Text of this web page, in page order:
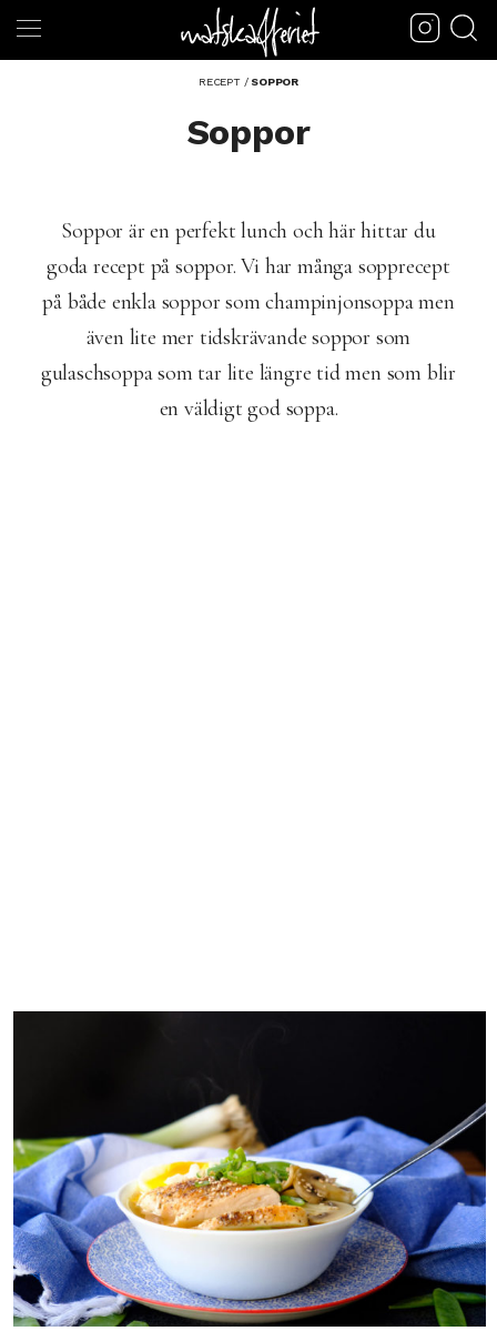
RECEPT/ SOPPOR
Soppor
Soppor är en perfekt lunch och här hittar du
goda recept på soppor. Vi har många sopprecept
på både enkla soppor som champinjonsoppa men
även lite mer tidskrävande soppor som
gulaschsoppa som tar lite längre tid men som blir
en väldigt god soppa.